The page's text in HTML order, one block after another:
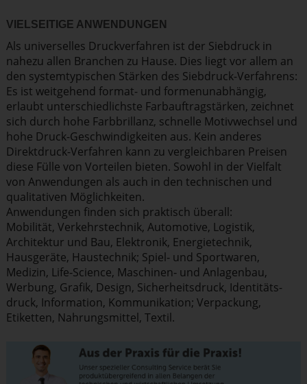
VIELSEITIGE ANWENDUNGEN
Als univer­selles Druck­ver­fahren ist der Siebdruck in
nahezu allen Branchen zu Hause. Dies liegt vor allem an
den system­ty­pi­schen Stärken des Siebdruck-Verfahrens:
Es ist weitgehend format- und formen­un­ab­hängig,
erlaubt unter­schied­lichste Farbauf­trag­stärken, zeichnet
sich durch hohe Farbbrillanz, schnelle Motiv­wechsel und
hohe Druck-Geschwin­dig­keiten aus. Kein anderes
Direktdruck-Verfahren kann zu vergleich­baren Preisen
diese Fülle von Vorteilen bieten. Sowohl in der Vielfalt
von Anwendungen als auch in den technischen und
quali­ta­tiven Möglich­keiten.
Anwendungen finden sich praktisch überall:
Mobilität, Verkehrs­technik, Automotive, Logistik,
Architektur und Bau, Elektronik, Energie­technik,
Hausgeräte, Haustechnik; Spiel‐ und Sportwaren,
Medizin, Life‐Science, Maschinen‐ und Anlagenbau,
Werbung, Grafik, Design, Sicher­heits­druck, Identi­täts­
druck, Information, Kommu­ni­kation; Verpackung,
Etiketten, Nahrungs­mittel, Textil.